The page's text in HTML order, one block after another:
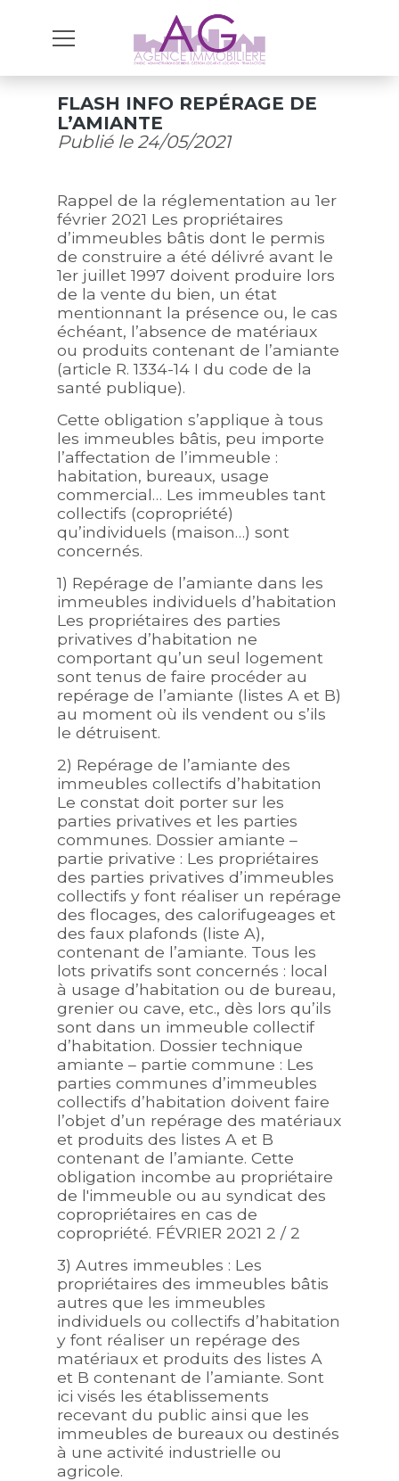
FLASH INFO REPÉRAGE DE
L’AMIANTE
Publié le 24/05/2021
Rappel de la réglementation au 1er
février 2021 Les propriétaires
d’immeubles bâtis dont le permis
de construire a été délivré avant le
1er juillet 1997 doivent produire lors
de la vente du bien, un état
mentionnant la présence ou, le cas
échéant, l’absence de matériaux
ou produits contenant de l’amiante
(article R. 1334-14 I du code de la
santé publique).
Cette obligation s’applique à tous
les immeubles bâtis, peu importe
l’affectation de l’immeuble :
habitation, bureaux, usage
commercial… Les immeubles tant
collectifs (copropriété)
qu’individuels (maison…) sont
concernés.
1) Repérage de l’amiante dans les
immeubles individuels d’habitation
Les propriétaires des parties
privatives d’habitation ne
comportant qu’un seul logement
sont tenus de faire procéder au
repérage de l’amiante (listes A et B)
au moment où ils vendent ou s’ils
le détruisent.
2) Repérage de l’amiante des
immeubles collectifs d’habitation
Le constat doit porter sur les
parties privatives et les parties
communes. Dossier amiante –
partie privative : Les propriétaires
des parties privatives d’immeubles
collectifs y font réaliser un repérage
des flocages, des calorifugeages et
des faux plafonds (liste A),
contenant de l’amiante. Tous les
lots privatifs sont concernés : local
à usage d’habitation ou de bureau,
grenier ou cave, etc., dès lors qu’ils
sont dans un immeuble collectif
d’habitation. Dossier technique
amiante – partie commune : Les
parties communes d’immeubles
collectifs d’habitation doivent faire
l’objet d’un repérage des matériaux
et produits des listes A et B
contenant de l’amiante. Cette
obligation incombe au propriétaire
de l'immeuble ou au syndicat des
copropriétaires en cas de
copropriété. FÉVRIER 2021 2 / 2
3) Autres immeubles : Les
propriétaires des immeubles bâtis
autres que les immeubles
individuels ou collectifs d’habitation
y font réaliser un repérage des
matériaux et produits des listes A
et B contenant de l’amiante. Sont
ici visés les établissements
recevant du public ainsi que les
immeubles de bureaux ou destinés
à une activité industrielle ou
agricole.